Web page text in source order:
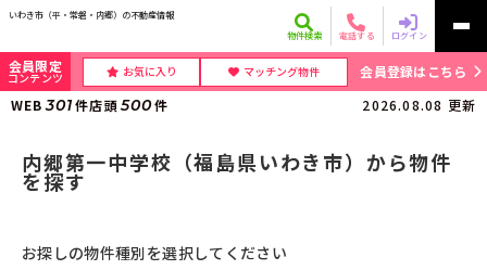
いわき市（平・常磐・内郷）の不動産情報
物件検索
電話する ログイン
会員限定
コンテンツ お気に入り マッチング物件
会員登録はこちら
WEB 301件店頭500件 2026.08.08 更新
内郷第一中学校（福島県いわき市）から物件
を探す
お探しの物件種別を選択してください